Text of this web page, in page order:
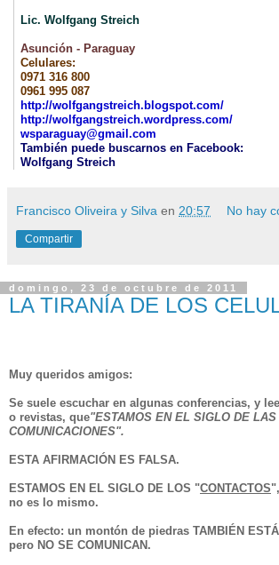
Lic. Wolfgang Streich
Asunción - Paraguay
Celulares:
0971 316 800
0961 995 087
http://wolfgangstreich. blogspot.com/
http://wolfgangstreich.wordpress.com/
wsparaguay@gmail.com
También puede buscarnos en Facebook:
Wolfgang Streich
Francisco Oliveira y Silva en 20:57 No hay
Compartir
domingo, 23 de octubre de 2011
LA TIRANÍA DE LOS
Muy queridos amigos:
Se suele escuchar en algunas conferencias, y
o revistas, que"ESTAMOS EN EL SIGLO DE LAS
COMUNICACIONES".
ESTA AFIRMACIÓN ES FALSA.
ESTAMOS EN EL SIGLO DE LOS "CONTACTOS",
no es lo mismo.
En efecto: un montón de piedras TAMBIÉN
pero NO SE COMUNICAN.